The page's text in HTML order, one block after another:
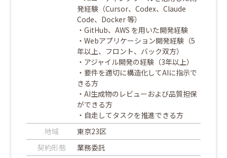
発経験（Cursor、Codex、Claude
Code、Docker 等）
・GitHub、AWS を用いた開発経験
・Webアプリケーション開発経験（5
年以上、フロント、バック双方）
・アジャイル開発の経験（3年以上）
・要件を適切に構造化してAIに指示で
きる方
・AI生成物のレビューおよび品質担保
ができる方
・自走してタスクを推進できる方
地域
東京23区
契約形態
業務委託